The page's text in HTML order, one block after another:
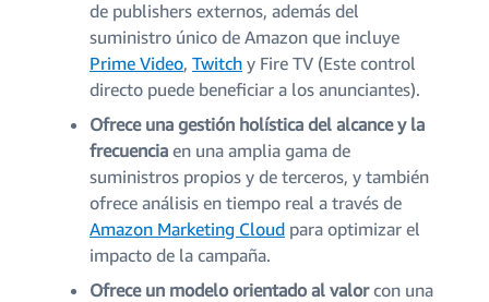
de publishers externos, además del
suministro único de Amazon que incluye
Prime Video, Twitch y Fire TV (Este control
directo puede beneficiar a los anunciantes).
Ofrece una gestión holística del alcance y la
frecuencia en una amplia gama de
suministros propios y de terceros, y también
ofrece análisis en tiempo real a través de
Amazon Marketing Cloud para optimizar el
impacto de la campaña.
Ofrece un modelo orientado al valorcon una